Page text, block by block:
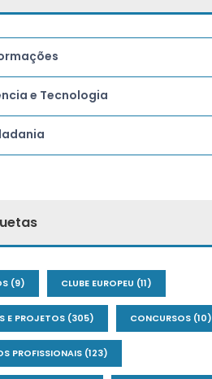
e Tecnologia
(9) CLUBE EUROPEU (11)
E PROJETOS(305) CONCURSOS(10)
PROFISSIONAIS(123)